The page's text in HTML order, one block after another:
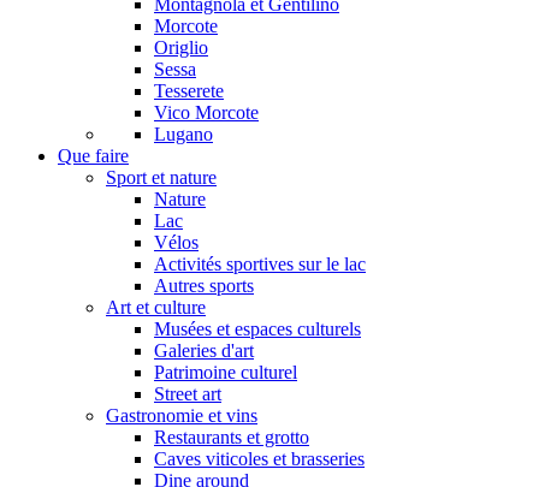
Montagnola et Gentilino
Morcote
Origlio
Sessa
Tesserete
Vico Morcote
Lugano
Que faire
Sport et nature
Nature
Lac
Vélos
Activités sportives sur le lac
Autres sports
Art et culture
Musées et espaces culturels
Galeries d'art
Patrimoine culturel
Street art
Gastronomie et vins
Restaurants et grotto
Caves viticoles et brasseries
Dine around